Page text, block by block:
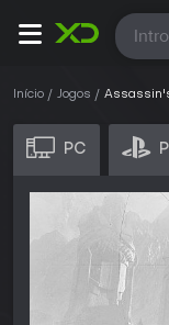
Início Jogos
PC